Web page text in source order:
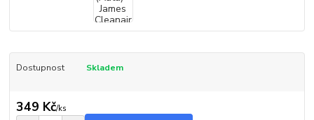
Dostupnost Skladem
349 Kč/ks